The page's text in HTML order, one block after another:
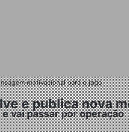
motivacional para o jogo
e publica nova
vai passar por operação